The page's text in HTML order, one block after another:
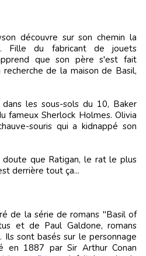
découvre sur son chemin la
Fille du fabricant de jouets
que son père s'est fait
de la maison de Basil,
les sous-sols du 10, Baker
fameux Sherlock Holmes. Olivia
souris qui a kidnappé son
doute que Ratigan, le rat le plus
derrière tout ça...
et de Paul Galdone, romans
sont basés sur le personnage
en 1887 par Sir Arthur Conan